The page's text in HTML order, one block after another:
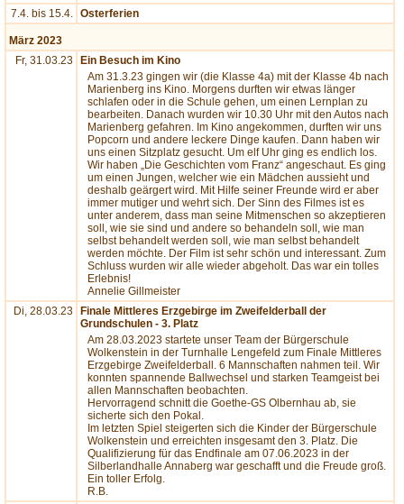
7.4. bis 15.4. Osterferien
März 2023
Fr, 31.03.23
Ein Besuch im Kino
Am 31.3.23 gingen wir (die Klasse 4a) mit der Klasse 4b nach
Marienberg ins Kino. Morgens durften wir etwas länger
schlafen oder in die Schule gehen, um einen Lernplan zu
bearbeiten. Danach wurden wir 10.30 Uhr mit den Autos nach
Marienberg gefahren. Im Kino angekommen, durften wir uns
Popcorn und andere leckere Dinge kaufen. Dann haben wir
uns einen Sitzplatz gesucht. Um elf Uhr ging es endlich los.
Wir haben „Die Geschichten vom Franz“ angeschaut. Es ging
um einen Jungen, welcher wie ein Mädchen aussieht und
deshalb geärgert wird. Mit Hilfe seiner Freunde wird er aber
immer mutiger und wehrt sich. Der Sinn des Filmes ist es
unter anderem, dass man seine Mitmenschen so akzeptieren
soll, wie sie sind und andere so behandeln soll, wie man
selbst behandelt werden soll, wie man selbst behandelt
werden möchte. Der Film ist sehr schön und interessant. Zum
Schluss wurden wir alle wieder abgeholt. Das war ein tolles
Erlebnis!
Annelie Gillmeister
Di, 28.03.23
Finale Mittleres Erzgebirge im Zweifelderball der
Grundschulen - 3. Platz
Am 28.03.2023 startete unser Team der Bürgerschule
Wolkenstein in der Turnhalle Lengefeld zum Finale Mittleres
Erzgebirge Zweifelderball. 6 Mannschaften nahmen teil. Wir
konnten spannende Ballwechsel und starken Teamgeist bei
allen Mannschaften beobachten.
Hervorragend schnitt die Goethe-GS Olbernhau ab, sie
sicherte sich den Pokal.
Im letzten Spiel steigerten sich die Kinder der Bürgerschule
Wolkenstein und erreichten insgesamt den 3. Platz. Die
Qualifizierung für das Endfinale am 07.06.2023 in der
Silberlandhalle Annaberg war geschafft und die Freude groß.
Ein toller Erfolg.
R.B.